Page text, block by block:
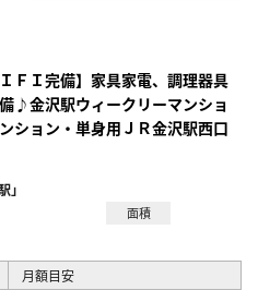
ＦＩ完備】家具家電、調理器具
♪金沢駅ウィークリーマンショ
ション・単身用ＪＲ金沢駅西口
」
面積
月額目安